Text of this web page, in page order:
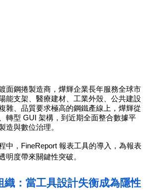
面鋼捲製造商，燁輝企業長年服務全球市
能支架、醫療建材、工業外殼、公共建設
雜、品質要求極高的鋼鐵產線上，燁輝從
轉型 GUI 架構，到近期全面整合數據平
造與數位治理。
中，FineReport 報表工具的導入，為報表
明度帶來關鍵性突破。
織：當工具設計失衡成為隱性